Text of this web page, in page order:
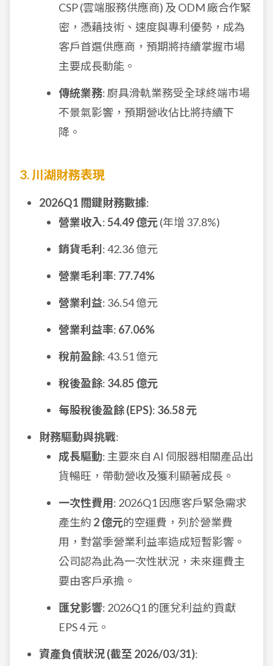
CSP (雲端服務供應商) 及 ODM 廠合作緊
密，憑藉技術、速度與專利優勢，成為
客戶首選供應商，預期將持續掌握市場
主要成長動能。
傳統業務: 廚具滑軌業務受全球終端市場
不景氣影響，預期營收佔比將持續下
降。
3. 川湖財務表現
2026Q1 關鍵財務數據:
營業收入:54.49 億元(年增 37.8%)
銷貨毛利 : 42.36 億元
營業毛利率: 77.74%
營業利益: 36.54 億元
營業利益率: 67.06%
稅前盈餘: 43.51 億元
稅後盈餘: 34.85 億元
每股稅後盈餘 (EPS): 36.58 元
財務驅動與挑戰:
成長驅動: 主要來自 AI 伺服器相關產品出
貨暢旺，帶動營收及獲利顯著成長。
一次性費用: 2026Q1 因應客戶緊急需求
產生約 2 億元的空運費，列於營業費
用，對當季營業利益率造成短暫影響。
公司認為此為一次性狀況，未來運費主
要由客戶承擔。
匯兌影響: 2026Q1 的匯兌利益約貢獻
EPS 4 元。
資產負債狀況 (截至 2026/03/31):